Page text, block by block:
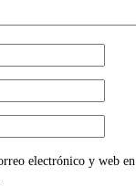
electrónico y web